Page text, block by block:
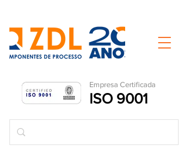
Empresa Certificada
ISO 9001